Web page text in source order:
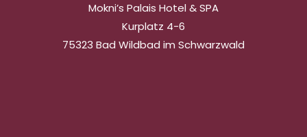
Mokni’s Palais Hotel & SPA
Kurplatz 4-6
75323 Bad Wildbad im Schwarzwald